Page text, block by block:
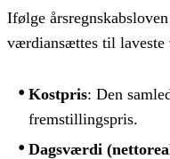
Ifølge
værdiansættes til
Kostpris: Den
fremstillingspris.
Dagsværdi